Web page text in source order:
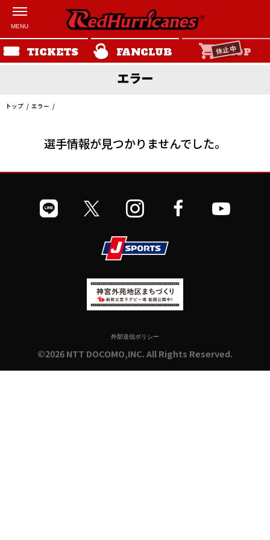
TICKETS FANCLUB SHOP
休止中
エラー
トップ エラー
選手情報が見つかりませんでした。
外部送信ポリシー
©2026 NTT DOCOMO,INC. All Rights Reserved.